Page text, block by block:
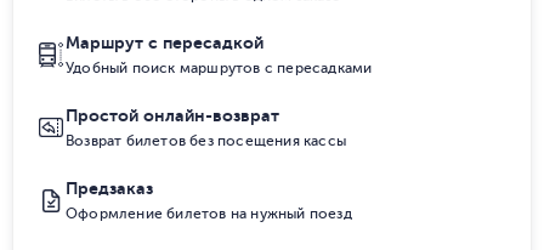
Маршрут с пересадкой
Удобный поиск маршрутов с пересадками
Простой онлайн-возврат
Возврат билетов без посещения кассы
Предзаказ
Оформление билетов на нужный поезд